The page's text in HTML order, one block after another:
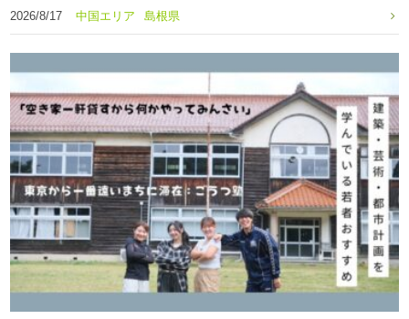
2026/8/17 中国エリア 島根県